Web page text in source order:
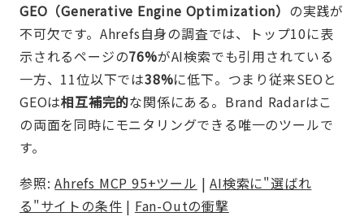
GEO（Generative Engine Optimization） の実践が
不可欠です。Ahrefs自身の調査では、トップ10に表
示されるページの76%がAI検索でも引用されている
一方、11位以下では38%に低下。つまり従来SEOと
GEOは相互補完的な関係にある。Brand Radarはこ
の両面を同時にモニタリングできる唯一のツールで
す。
参照:Ahrefs MCP 95+ツール |AI検索に"選ばれ
る"サイトの条件 | Fan-Outの衝撃